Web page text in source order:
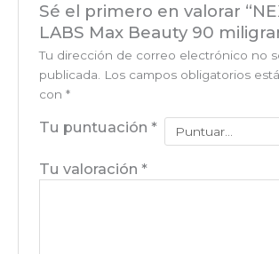
Sé el primero en valorar
LABS Max Beauty 90
Tu dirección de correo electrónico no
publicada.
Los campos obligatorios
con *
Tu puntuación *
Tu valoración *